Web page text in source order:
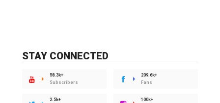
STAY CONNECTED
58.3k+
Subscribers
209.6k+
Fans
2.5k+
100k+